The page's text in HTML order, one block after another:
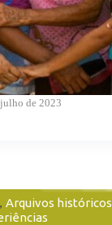
de 2023
, Arquivos históricos